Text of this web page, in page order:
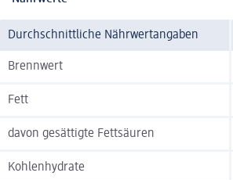
Durchschnittliche Nährwertangaben
Brennwert
Fett
davon gesättigte Fettsäuren
Kohlenhydrate